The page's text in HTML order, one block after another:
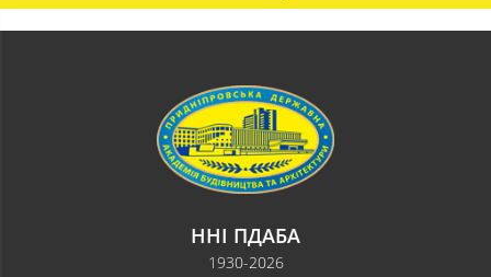
ННІ ПДАБА
1930-2026